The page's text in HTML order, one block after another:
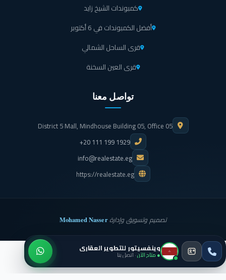
كمبوندات الشيخ زايد
أفضل الكمبوندات في 6 أكتوبر
قرى الساحل الشمالي
قرى العين السخنة
تواصل معنا
District 5 Mall, Mindhouse Building 05, Office 05
+20 111 199 1929
info@realestate.eg
https://realestate.eg
تصميم وتسويق وإدارةMohamed Nasser
وينفسيتور للتطوير العقاري
● متاح الآن· اتصل بنا